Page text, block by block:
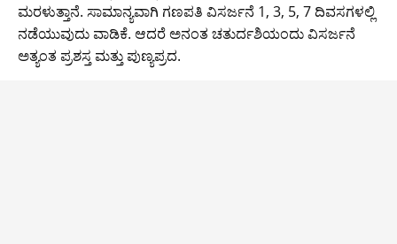
ಮರಳುತ್ತಾನೆ. ಸಾಮಾನ್ಯವಾಗಿ ಗಣಪತಿ ವಿಸರ್ಜನೆ 1, 3, 5, 7 ದಿವಸಗಳಲ್ಲಿ
ನಡೆಯುವುದು ವಾಡಿಕೆ. ಆದರೆ ಅನಂತ ಚತುರ್ದಶಿಯಂದು ವಿಸರ್ಜನೆ
ಅತ್ಯಂತ ಪ್ರಶಸ್ತ ಮತ್ತು ಪುಣ್ಯಪ್ರದ.